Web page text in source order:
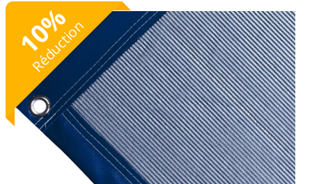
10
%
Réduction